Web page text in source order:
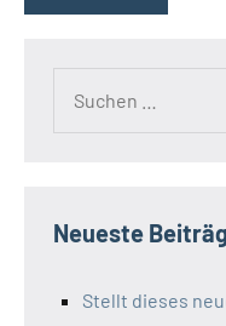
Neueste
Stellt dieses